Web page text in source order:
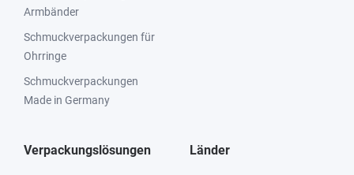
Armbänder
Schmuckverpackungen für
Ohrringe
Schmuckverpackungen
Made in Germany
Verpackungslösungen Länder